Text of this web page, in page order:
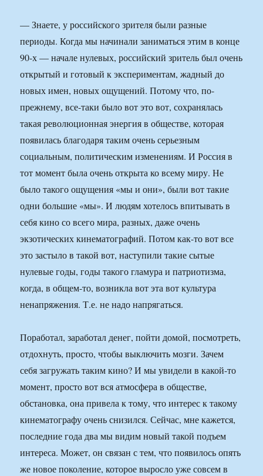
— Знаете, у российского зрителя были разные
периоды. Когда мы начинали заниматься этим в конце
90-х — начале нулевых, российский зритель был очень
открытый и готовый к экспериментам, жадный до
новых имен, новых ощущений. Потому что, по-
прежнему, все-таки было вот это вот, сохранялась
такая революционная энергия в обществе, которая
появилась благодаря таким очень серьезным
социальным, политическим изменениям. И Россия в
тот момент была очень открыта ко всему миру. Не
было такого ощущения «мы и они», были вот такие
одни большие «мы». И людям хотелось впитывать в
себя кино со всего мира, разных, даже очень
экзотических кинематографий. Потом как-то вот все
это застыло в такой вот, наступили такие сытые
нулевые годы, годы такого гламура и патриотизма,
когда, в общем-то, возникла вот эта вот культура
ненапряжения. Т.е. не надо напрягаться.
Поработал, заработал денег, пойти домой, посмотреть,
отдохнуть, просто, чтобы выключить мозги. Зачем
себя загружать таким кино? И мы увидели в какой-то
момент, просто вот вся атмосфера в обществе,
обстановка, она привела к тому, что интерес к такому
кинематографу очень снизился. Сейчас, мне кажется,
последние года два мы видим новый такой подъем
интереса. Может, он связан с тем, что появилось опять
же новое поколение, которое выросло уже совсем в